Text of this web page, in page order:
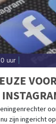
uur
zijn ingericht